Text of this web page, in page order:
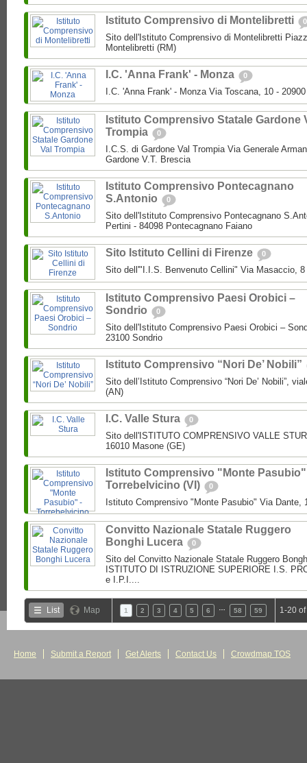
Istituto Comprensivo di Montelibretti 0
Sito dell'Istituto Comprensivo di Montelibretti
Montelibretti (RM)
I.C. 'Anna Frank' - Monza 0
I.C. 'Anna Frank' - Monza Via Toscana, 10 -
Istituto Comprensivo Statale Gardone
Trompia
0
I.C.S. di Gardone Val Trompia Via Generale
Gardone V.T. Brescia
Istituto Comprensivo Pontecagnano
S.Antonio
0
Sito dell'Istituto Comprensivo Pontecagnano
Pertini - 84098 Pontecagnano Faiano
Sito Istituto Cellini di Firenze 0
Sito dell'"I.I.S. Benvenuto Cellini" Via Masaccio, 8
Istituto Comprensivo Paesi Orobici –
Sondrio
0
Sito dell'Istituto Comprensivo Paesi Orobici –
23100 Sondrio
Istituto Comprensivo “Nori De’ Nobili”
Sito dell’Istituto Comprensivo “Nori De’ Nobili”,
(AN)
I.C. Valle Stura 0
Sito dell'ISTITUTO COMPRENSIVO VALLE
16010 Masone (GE)
Istituto Comprensivo "Monte
Torrebelvicino (VI)
0
Istituto Comprensivo "Monte Pasubio" Via Dante,
Convitto Nazionale Statale Ruggero
Bonghi Lucera
0
Sito del Convitto Nazionale Statale Ruggero
ISTITUTO DI ISTRUZIONE SUPERIORE I.S.
e I.P.I....
List Map 1 2 3 4 5 6 58 59 1-20
Home Submit a Report Get Alerts Contact Us Crowdmap TOS